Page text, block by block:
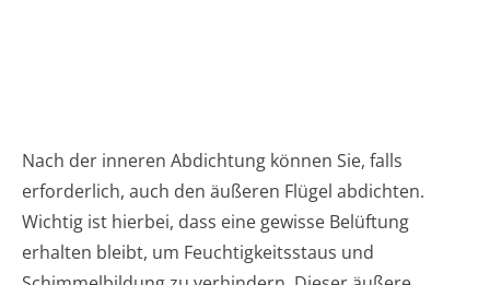
Nach der inneren Abdichtung können Sie, falls
erforderlich, auch den äußeren Flügel abdichten.
Wichtig ist hierbei, dass eine gewisse Belüftung
erhalten bleibt, um Feuchtigkeitsstaus und